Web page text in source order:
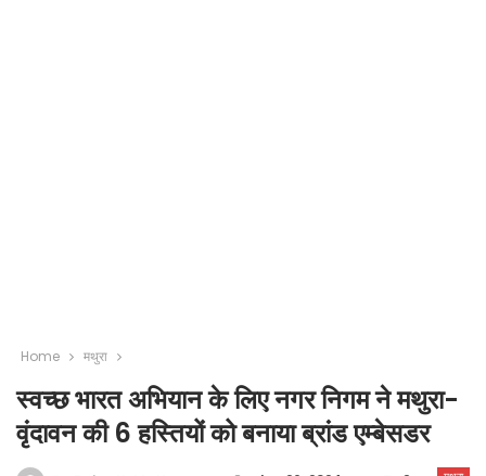
Home मथुरा
स्वच्छ भारत अभियान के लिए नगर निगम ने मथुरा-
वृंदावन की 6 हस्तियों को बनाया ब्रांड एम्बेसडर